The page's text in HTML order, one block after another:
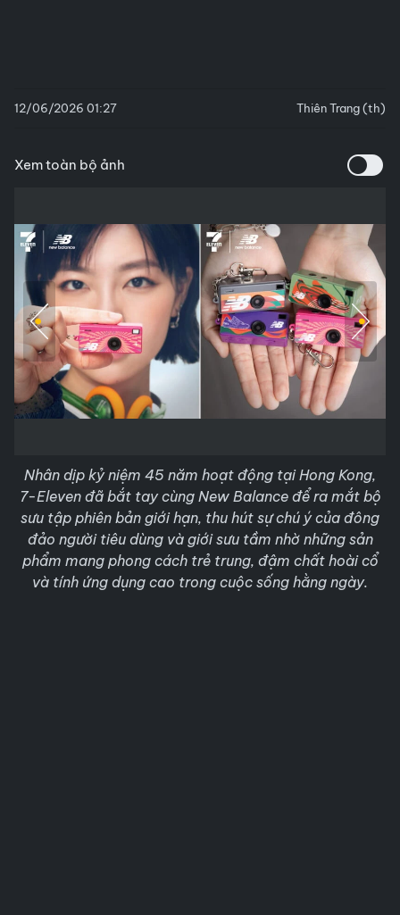
12/06/2026 01:27 Thiên Trang (th)
Xem toàn bộ ảnh
Nhân dịp kỷ niệm 45 năm hoạt động tại Hong Kong,
7-Eleven đã bắt tay cùng New Balance để ra mắt bộ
sưu tập phiên bản giới hạn, thu hút sự chú ý của đông
đảo người tiêu dùng và giới sưu tầm nhờ những sản
phẩm mang phong cách trẻ trung, đậm chất hoài cổ
và tính ứng dụng cao trong cuộc sống hằng ngày.